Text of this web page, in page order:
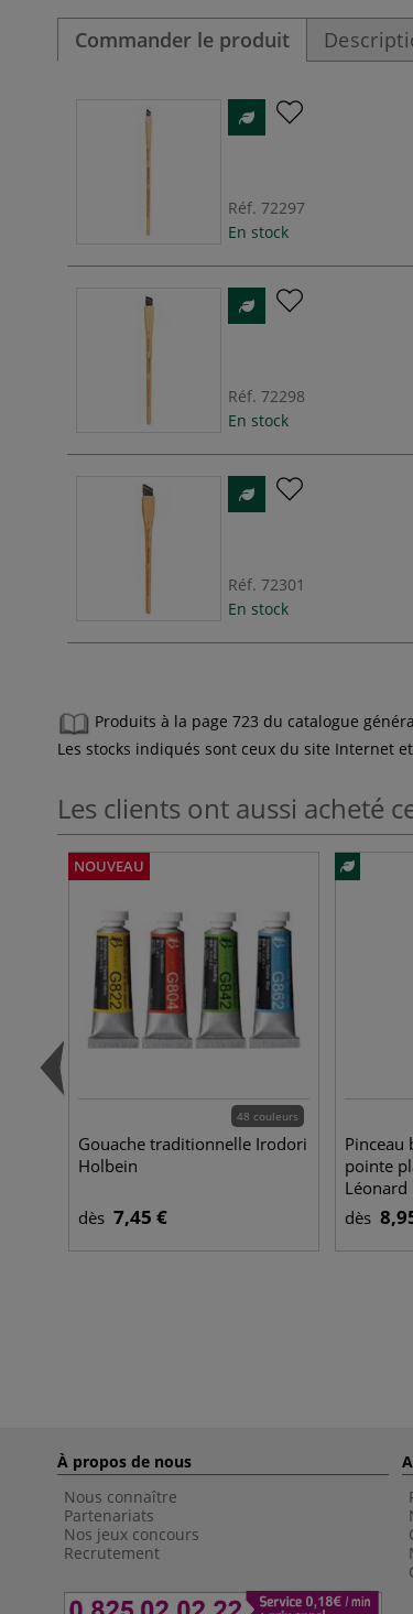
Commander le produit
Réf. 72297
En stock
Réf. 72298
En stock
Réf. 72301
En stock
Produits à la page 723 du catalogue
Les stocks indiqués sont ceux du site Internet
Les clients ont aussi acheté
NOUVEAU
48 couleurs
Gouache traditionnelle Irodori
Holbein
dès 7,45 €
Pinceau
pointe
Léonard
dès
À propos de nous
Nous connaître
Partenariats
Nos jeux concours
Recrutement